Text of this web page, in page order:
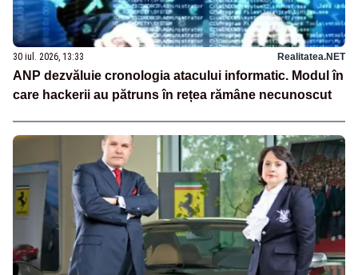
30 iul. 2026, 13:33 Realitatea.NET
ANP dezvăluie cronologia atacului informatic. Modul în
care hackerii au pătruns în rețea rămâne necunoscut